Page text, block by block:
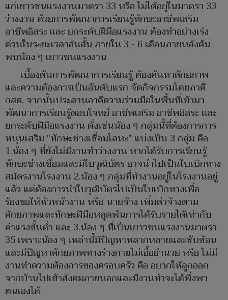
แก่เยาวชนแรงงานมาตรา 33 หรือ ไม่ได้อยู่ในมาตรา 33
ว่างงาน ด้วยการพัฒนาการเรียนรู้ทักษะอาชีพเสริม
อาชีพอิสระ และ ยกระดับฝีมือแรงงาน ต้องทำอย่างเร่ง
ด่วนในระยะเวลาอันสั้น ภายใน 3 - 6 เดือนภายหลังค้น
พบน้อง ๆ เยาวชนแรงงาน
เบื้องต้นการพัฒนาการเรียนรู้ ต้องค้นหาศักยภาพ
และความต้องการเป็นอันดับแรก จัดกิจกรรมโดยภาคี
กสศ. จากนั้นประสานภาคีความร่วมมือในพื้นที่เข้ามา
พัฒนาการเรียนรู้ตอบโจทย์ อาชีพเสริม อาชีพอิสระ และ
ยกระดับฝีมือแรงงาน ดั่งเช่นน้อง ๆ กลุ่มนี้ที่ต้องการการ
หนุนเสริม "ทักษะช่างเชื่อมโลหะ" แบ่งเป็น 3 กลุ่ม คือ
1.น้อง ๆ ที่ยังไม่มีงานทำว่างงาน หากได้รับการเรียนรู้
ทักษะช่างเชื่อมและมีใบวุฒิบัตร อาจนำไปเป็นใบเบิกทาง
สมัครงานโรงงาน 2.น้อง ๆ กลุ่มที่ทำงานอยู่ในโรงงานอยู่
แล้ว แต่ต้องการนำใบวุฒิบัตรไปเป็นใบเบิกทางเพื่อ
ร้องขอให้หัวหน้างาน หรือ นายจ้าง เพิ่มค่าจ้างตาม
ศักยภาพและทักษะฝีมือหลุดพ้นการได้รับรายได้เท่ากับ
ค่าแรงขั้นต่ำ และ 3.น้อง ๆ ที่เป็นเยาวชนแรงงานมาตรา
35 เพราะน้อง ๆ เหล่านี้มีปัญหาหลากหลายและซับซ้อน
และมีปัญหาศักยภาพทางร่างกายไม่เอื้ออำนวย หรือ ไม่มี
งานทำความต้องการของครอบครัว คือ อยากให้ลูกออก
จากบ้านไปเข้าสังคมภายนอกและมีงานทำจะได้พึ่งพา
ตนเองได้